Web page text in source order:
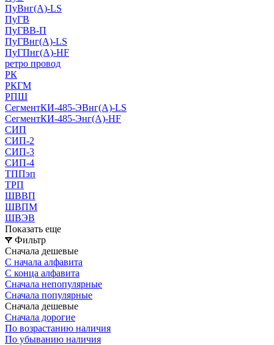
ПуВнг(А)-LS
ПуГВ
ПуГВВ-П
ПуГВнг(А)-LS
ПуГПнг(А)-HF
ретро провод
РК
РКГМ
РПШ
СегментКИ-485-ЭВнг(А)-LS
СегментКИ-485-Энг(А)-HF
СИП
СИП-2
СИП-3
СИП-4
ТППэп
ТРП
ШВВП
ШВПМ
ШВЭВ
Показать еще
Фильтр
Сначала дешевые
С начала алфавита
С конца алфавита
Сначала непопулярные
Сначала популярные
Сначала дешевые
Сначала дорогие
По возрастанию наличия
По убыванию наличия